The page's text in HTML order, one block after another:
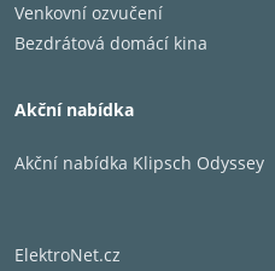
Venkovní ozvučení
Bezdrátová domácí kina
Akční nabídka
Akční nabídka Klipsch Odyssey
ElektroNet.cz